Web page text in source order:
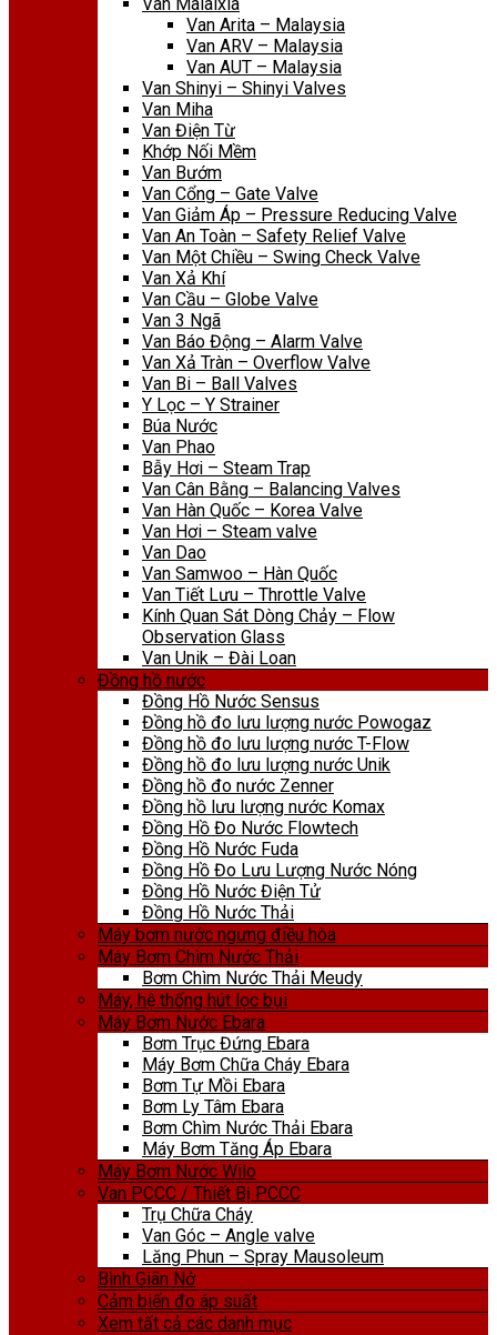
Van Arita – Malaysia
Van ARV – Malaysia
Van AUT – Malaysia
Van Shinyi – Shinyi Valves
Van Miha
Van Điện Từ
Khớp Nối Mềm
Van Bướm
Van Cổng – Gate Valve
Van Giảm Áp – Pressure Reducing Valve
Van An Toàn – Safety Relief Valve
Van Một Chiều – Swing Check Valve
Van Xả Khí
Van Cầu – Globe Valve
Van 3 Ngã
Van Báo Động – Alarm Valve
Van Xả Tràn – Overflow Valve
Van Bi – Ball Valves
Y Lọc – Y Strainer
Búa Nước
Van Phao
Bẫy Hơi – Steam Trap
Van Cân Bằng – Balancing Valves
Van Hàn Quốc – Korea Valve
Van Hơi – Steam valve
Van Dao
Van Samwoo – Hàn Quốc
Van Tiết Lưu – Throttle Valve
Kính Quan Sát Dòng Chảy – Flow
Observation Glass
Van Unik – Đài Loan
Đồng hồ nước
Đồng Hồ Nước Sensus
Đồng hồ đo lưu lượng nước Powogaz
Đồng hồ đo lưu lượng nước T-Flow
Đồng hồ đo lưu lượng nước Unik
Đồng hồ đo nước Zenner
Đồng hồ lưu lượng nước Komax
Đồng Hồ Đo Nước Flowtech
Đồng Hồ Nước Fuda
Đồng Hồ Đo Lưu Lượng Nước Nóng
Đồng Hồ Nước Điện Tử
Đồng Hồ Nước Thải
Máy bơm nước ngưng điều hòa
Máy Bơm Chìm Nước Thải
Bơm Chìm Nước Thải Meudy
Máy, hệ thống hút lọc bụi
Máy Bơm Nước Ebara
Bơm Trục Đứng Ebara
Máy Bơm Chữa Cháy Ebara
Bơm Tự Mồi Ebara
Bơm Ly Tâm Ebara
Bơm Chìm Nước Thải Ebara
Máy Bơm Tăng Áp Ebara
Máy Bơm Nước Wilo
Van PCCC / Thiết Bị PCCC
Trụ Chữa Cháy
Van Góc – Angle valve
Lăng Phun – Spray Mausoleum
Bình Giãn Nở
Cảm biến đo áp suất
Xem tất cả các danh mục